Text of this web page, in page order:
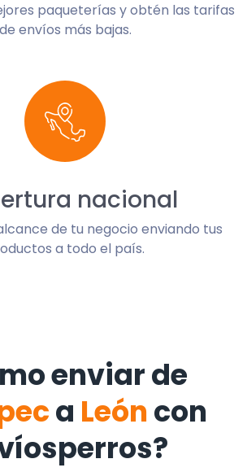
paqueterías y obtén las tarifas
de envíos más bajas.
nacional
de tu negocio enviando tus
a todo el país.
enviar de
a León con